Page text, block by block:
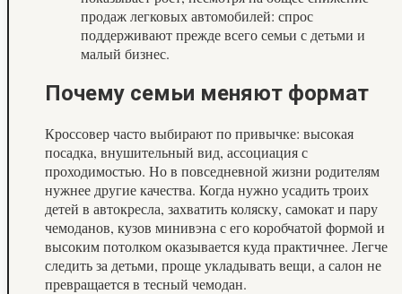
продаж легковых автомобилей: спрос
поддерживают прежде всего семьи с детьми и
малый бизнес.
Почему семьи меняют формат
Кроссовер часто выбирают по привычке: высокая
посадка, внушительный вид, ассоциация с
проходимостью. Но в повседневной жизни родителям
нужнее другие качества. Когда нужно усадить троих
детей в автокресла, захватить коляску, самокат и пару
чемоданов, кузов минивэна с его коробчатой формой и
высоким потолком оказывается куда практичнее. Легче
следить за детьми, проще укладывать вещи, а салон не
превращается в тесный чемодан.